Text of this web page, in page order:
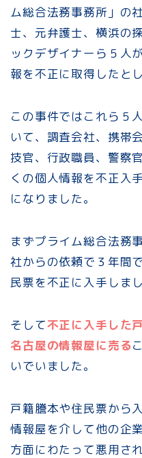
ム総合法務事務所」の
士、元弁護士、横浜の
ックデザイナーら５人
報を不正に取得したと
この事件ではこれら５
いて、調査会社、携帯
技官、行政職員、警察
くの個人情報を不正入
になりました。
まずプライム総合法務
社からの依頼で３年間
民票を不正に入手しまし
そして不正に入手した
名古屋の情報屋に売る
いでいました。
戸籍謄本や住民票から
情報屋を介して他の企
方面にわたって悪用さ